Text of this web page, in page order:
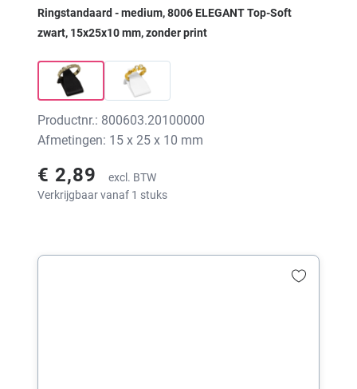
Ringstandaard - medium, 8006 ELEGANT Top-Soft
zwart, 15x25x10 mm, zonder print
Productnr.: 800603.20100000
Afmetingen: 15 x 25 x 10 mm
€ 2,89
excl. BTW
Verkrijgbaar vanaf 1 stuks